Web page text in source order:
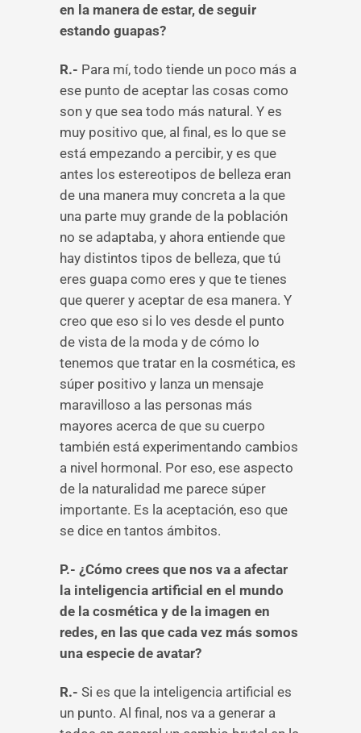
en la manera de estar, de seguir
estando guapas?
R.- Para mí, todo tiende un poco más a
ese punto de aceptar las cosas como
son y que sea todo más natural. Y es
muy positivo que, al final, es lo que se
está empezando a percibir, y es que
antes los estereotipos de belleza eran
de una manera muy concreta a la que
una parte muy grande de la población
no se adaptaba, y ahora entiende que
hay distintos tipos de belleza, que tú
eres guapa como eres y que te tienes
que querer y aceptar de esa manera. Y
creo que eso si lo ves desde el punto
de vista de la moda y de cómo lo
tenemos que tratar en la cosmética, es
súper positivo y lanza un mensaje
maravilloso a las personas más
mayores acerca de que su cuerpo
también está experimentando cambios
a nivel hormonal. Por eso, ese aspecto
de la naturalidad me parece súper
importante. Es la aceptación, eso que
se dice en tantos ámbitos.
P.- ¿Cómo crees que nos va a afectar
la inteligencia artificial en el mundo
de la cosmética y de la imagen en
redes, en las que cada vez más somos
una especie de avatar?
R.- Si es que la inteligencia artificial es
un punto. Al final, nos va a generar a